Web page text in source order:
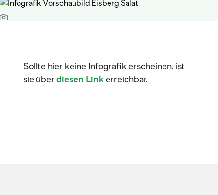
Sollte hier keine Infografik erscheinen, ist
sie über diesen Linkerreichbar.